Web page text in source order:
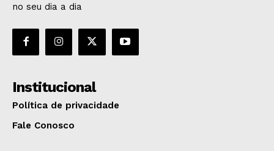
no seu dia a dia
Institucional
Política de privacidade
Fale Conosco